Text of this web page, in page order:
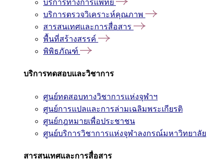
บริการทางการแพทย์
บริการตรวจวิเคราะห์คุณภาพ
สารสนเทศและการสื่อสาร
พื้นที่สร้างสรรค์
พิพิธภัณฑ์
บริการทดสอบและวิชาการ
ศูนย์ทดสอบทางวิชาการแห่งจุฬาฯ
ศูนย์การแปลและการล่ามเฉลิมพระเกียรติ
ศูนย์กฎหมายเพื่อประชาชน
ศูนย์บริการวิชาการแห่งจุฬาลงกรณ์มหาวิทยาลัย
สารสนเทศและการสื่อสาร